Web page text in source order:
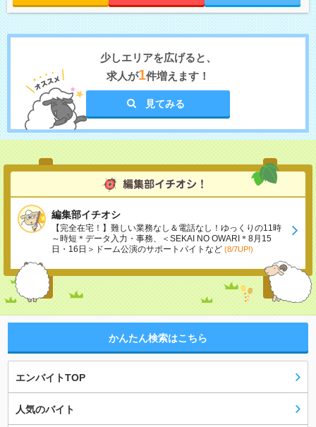
少しエリアを広げると、
求人が1件増えます！
見てみる
編集部イチオシ
【完全在宅！】難しい業務なし＆電話なし！ゆっくりの11時
～時短＊データ入力・事務、＜SEKAI NO OWARI＊8月15
日・16日＞ドーム公演のサポートバイトなど (8/7UP!)
かんたん検索はこちら
エンバイトTOP
人気のバイト